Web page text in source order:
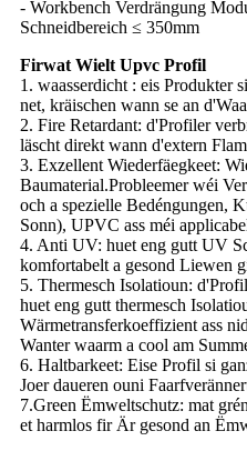
- Workbench Verdrängung
Schneidbereich ≤ 350mm
Firwat Wielt Upvc Profil
1. waasserdicht : eis Produkter
net, kräischen wann se an
2. Fire Retardant: d'Profiler
läscht direkt wann d'extern
3. Exzellent Wiederfäegkeet:
Baumaterial.Probleemer wéi
och a spezielle Bedéngungen,
Sonn), UPVC ass méi
4. Anti UV: huet eng gutt UV
komfortabelt a gesond Liewen
5. Thermesch Isolatioun:
huet eng gutt thermesch
Wärmetransferkoeffizient ass
Wanter waarm a cool am
6. Haltbarkeet: Eise Profil si
Joer daueren ouni
7.Green Ëmweltschutz: mat
et harmlos fir Är gesond an